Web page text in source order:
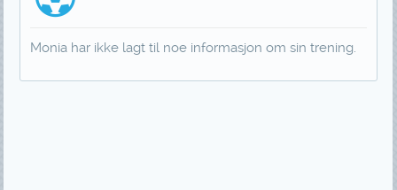
Monia har ikke lagt til noe informasjon om sin trening.